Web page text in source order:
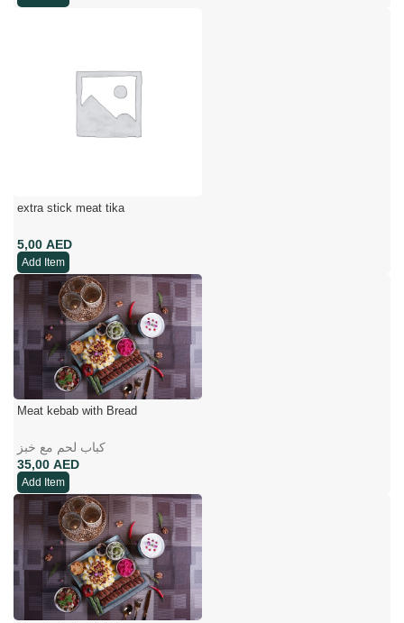
extra stick meat tika
AED
Add Item
Meat kebab with Bread
کباب لحم مع خبز
AED
Add Item